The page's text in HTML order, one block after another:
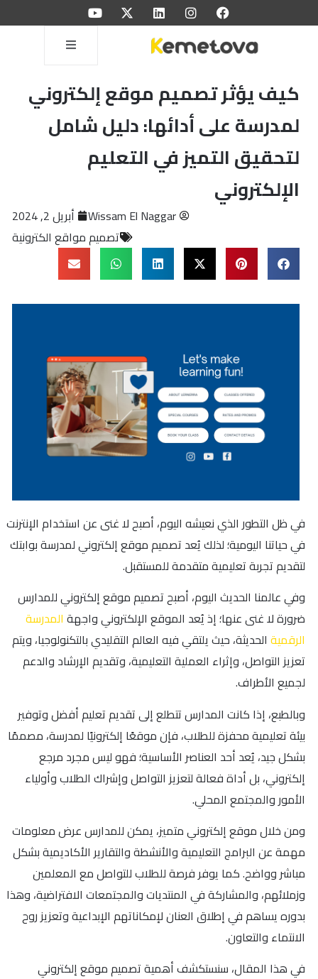
كيف يؤثر تصميم موقع إلكتروني
لمدرسة على أدائها: دليل شامل
لتحقيق التميز في التعليم
الإلكتروني
Wissam El Naggar
أبريل 2, 2024
تصميم مواقع الكترونية
في ظل التطور الذي نعيشه اليوم، أصبح لا غنى عن استخدام الإنترنت
في حياتنا اليومية؛ لذلك يُعد تصميم موقع إلكتروني لمدرسة بوابتك
لتقديم تجربة تعليمية متقدمة للمستقبل.
وفي عالمنا الحديث اليوم، أصبح تصميم موقع إلكتروني للمدارس
ضرورة لا غنى عنها؛ إذ يُعد الموقع الإلكتروني واجهة المدرسة
الرقميةالحديثة، حيث يلتقي فيه العالم التقليدي بالتكنولوجيا، ويتم
تعزيز التواصل، وإثراء العملية التعليمية، وتقديم الإرشاد والدعم
لجميع الأطراف.
وبالطبع، إذا كانت المدارس تتطلع إلى تقديم تعليم أفضل وتوفير
بيئة تعليمية محفزة للطلاب، فإن موقعًا إلكترونيًا لمدرسة، مصممًا
بشكل جيد، يُعد أحد العناصر الأساسية؛ فهو ليس مجرد مرجع
إلكتروني، بل أداة فعالة لتعزيز التواصل وإشراك الطلاب وأولياء
الأمور والمجتمع المحلي.
ومن خلال موقع إلكتروني متميز، يمكن للمدارس عرض معلومات
مهمة عن البرامج التعليمية والأنشطة والتقارير الأكاديمية بشكل
مباشر وواضح. كما يوفر فرصة للطلاب للتواصل مع المعلمين
وزملائهم، والمشاركة في المنتديات والمجتمعات الافتراضية، وهذا
بدوره يساهم في إطلاق العنان لإمكاناتهم الإبداعية وتعزيز روح
الانتماء والتعاون.
في هذا المقال، سنستكشف أهمية تصميم موقع إلكتروني